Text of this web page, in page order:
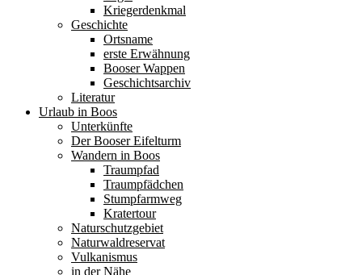
Kriegerdenkmal
Geschichte
Ortsname
erste Erwähnung
Booser Wappen
Geschichtsarchiv
Literatur
Urlaub in Boos
Unterkünfte
Der Booser Eifelturm
Wandern in Boos
Traumpfad
Traumpfädchen
Stumpfarmweg
Kratertour
Naturschutzgebiet
Naturwaldreservat
Vulkanismus
in der Nähe